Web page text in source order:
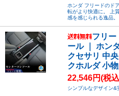
ホンダ フリードのド
転がより快適に。 上
感を感じられる逸品。
フリー
ール ｜ ホン
クセサリ 中
クホルダ 小
22,546円(税
シンプルなデザイン&